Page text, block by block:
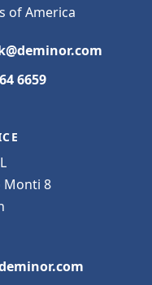
of America
6659
Monti 8